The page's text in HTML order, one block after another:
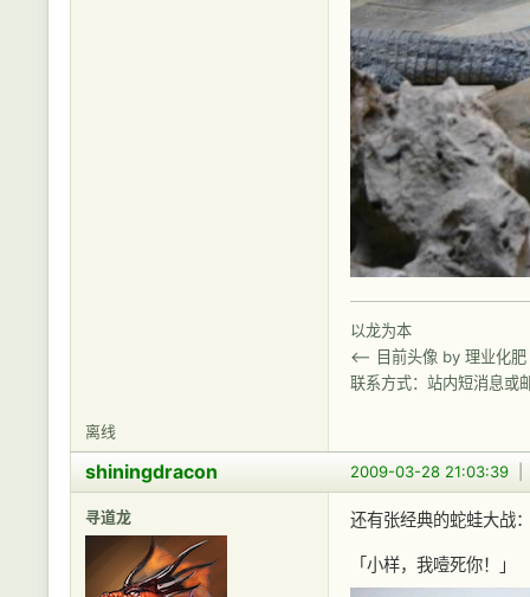
以龙为本
<-- 目前头像 by 理业化肥
联系方式：站内短消息或
离线
2009-03-28 21:03:39
shiningdracon
寻道龙 还有张经典的蛇蛙大战
「小样，我噎死你！」